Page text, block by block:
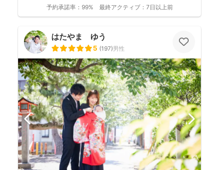
予約承諾率： 99% 最終アクティブ： 7日以上前
はたやま ゆう
5 (197)男性